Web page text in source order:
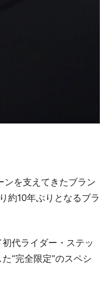
ンを支えてきたブラン
約10年ぶりとなるブラ
代ライダー・ステッ
“完全限定”のスペシ